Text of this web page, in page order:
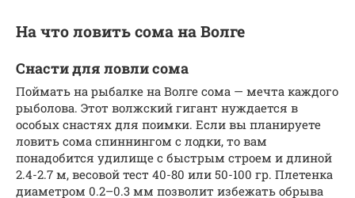
На что ловить сома на Волге
Снасти для ловли сома
Поймать на рыбалке на Волге сома — мечта каждого
рыболова. Этот волжский гигант нуждается в
особых снастях для поимки. Если вы планируете
ловить сома спиннингом с лодки, то вам
понадобится удилище с быстрым строем и длиной
2.4-2.7 м, весовой тест 40-80 или 50-100 гр. Плетенка
диаметром 0.2–0.3 мм позволит избежать обрыва